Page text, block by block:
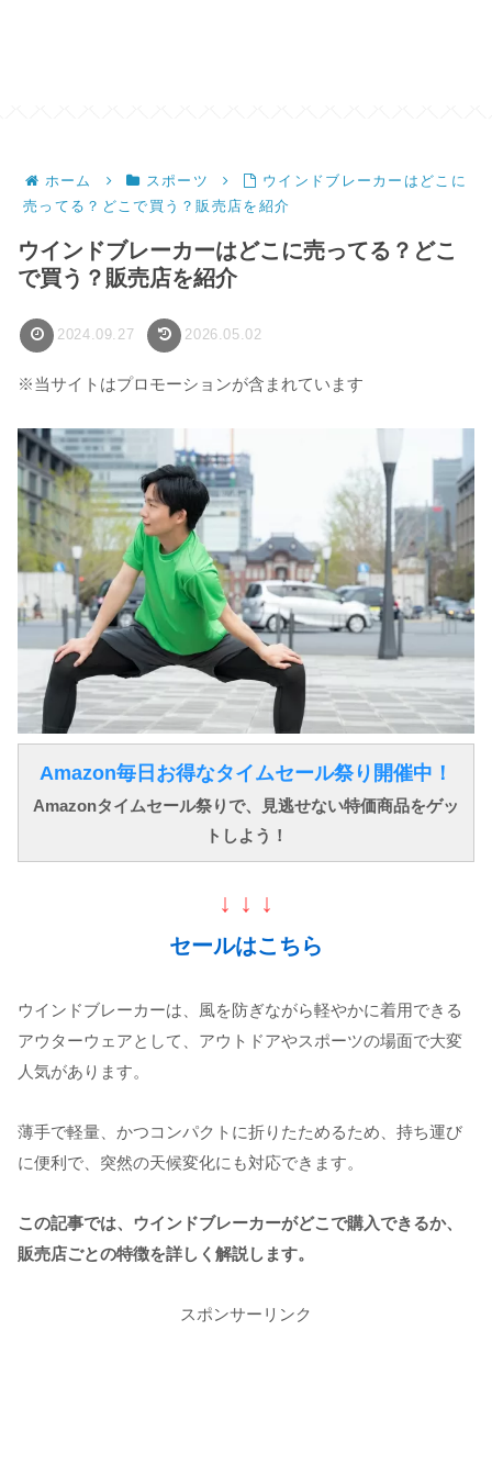
ホーム スポーツ
ウインドブレーカーはどこに
売ってる？どこで買う？販売店を紹介
ウインドブレーカーはどこに売ってる？どこ
で買う？販売店を紹介
2024.09.27 2026.05.02
※当サイトはプロモーションが含まれています
Amazon毎日お得なタイムセール祭り開催中！
Amazonタイムセール祭りで、見逃せない特価商品をゲッ
トしよう！
↓ ↓ ↓
セールはこちら
ウインドブレーカーは、風を防ぎながら軽やかに着用できる
アウターウェアとして、アウトドアやスポーツの場面で大変
人気があります。
薄手で軽量、かつコンパクトに折りたためるため、持ち運び
に便利で、突然の天候変化にも対応できます。
この記事では、ウインドブレーカーがどこで購入できるか、
販売店ごとの特徴を詳しく解説します。
スポンサーリンク